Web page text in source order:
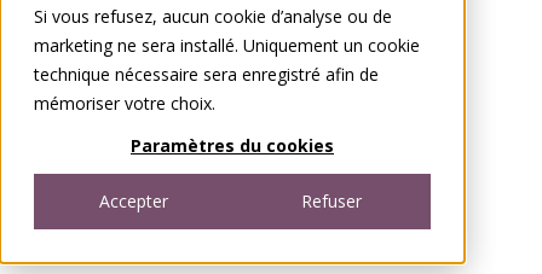
Si vous refusez, aucun cookie d’analyse ou de
marketing ne sera installé. Uniquement un cookie
technique nécessaire sera enregistré afin de
mémoriser votre choix.
Paramètres du cookies
Accepter Refuser